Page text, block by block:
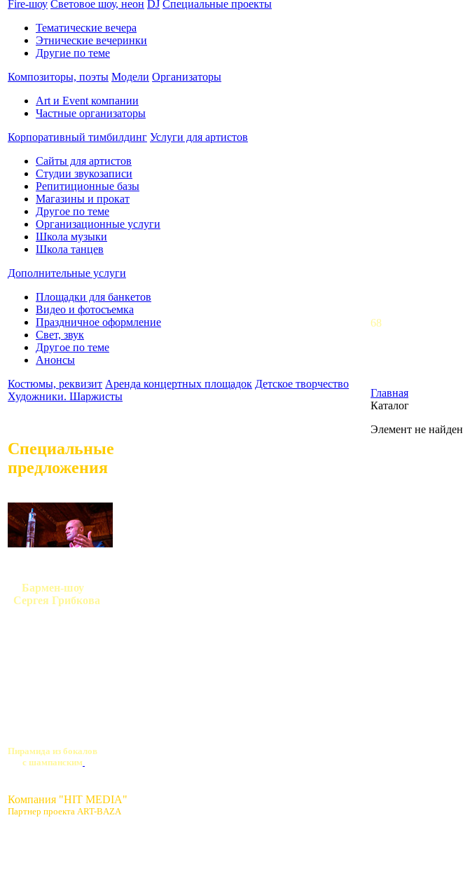
Fire-шоу Световое шоу, неон DJ Специальные проекты
Тематические вечера
Этнические вечеринки
Другие по теме
Композиторы, поэты Модели Организаторы
Art и Event компании
Частные организаторы
Корпоративный тимбилдинг Услуги для артистов
Сайты для артистов
Студии звукозаписи
Репитиционные базы
Магазины и прокат
Другое по теме
Организационные услуги
Школа музыки
Школа танцев
Дополнительные услуги
Площадки для банкетов
Видео и фотосъемка
Праздничное оформление
Свет, звук
Другое по теме
Анонсы
Костюмы, реквизит Аренда концертных площадок Детское творчество
Художники. Шаржисты
Специальные
предложения
Бармен-шоу
Сергея Грибкова
Пирамида из бокалов
с шампанским
Компания "HIT MEDIA"
Партнер проекта ART-BAZA
68
Главная
Каталог
Элемент не найден